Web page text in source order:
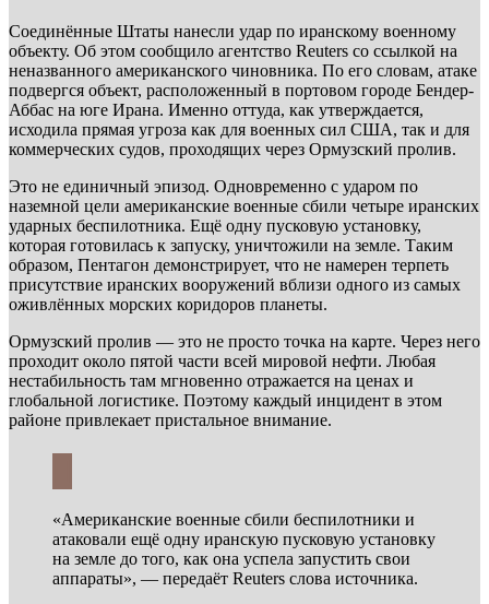
Соединённые Штаты нанесли удар по иранскому военному
объекту. Об этом сообщило агентство Reuters со ссылкой на
неназванного американского чиновника. По его словам, атаке
подвергся объект, расположенный в портовом городе Бендер-
Аббас на юге Ирана. Именно оттуда, как утверждается,
исходила прямая угроза как для военных сил США, так и для
коммерческих судов, проходящих через Ормузский пролив.
Это не единичный эпизод. Одновременно с ударом по
наземной цели американские военные сбили четыре иранских
ударных беспилотника. Ещё одну пусковую установку,
которая готовилась к запуску, уничтожили на земле. Таким
образом, Пентагон демонстрирует, что не намерен терпеть
присутствие иранских вооружений вблизи одного из самых
оживлённых морских коридоров планеты.
Ормузский пролив — это не просто точка на карте. Через него
проходит около пятой части всей мировой нефти. Любая
нестабильность там мгновенно отражается на ценах и
глобальной логистике. Поэтому каждый инцидент в этом
районе привлекает пристальное внимание.
«Американские военные сбили беспилотники и
атаковали ещё одну иранскую пусковую установку
на земле до того, как она успела запустить свои
аппараты», — передаёт Reuters слова источника.